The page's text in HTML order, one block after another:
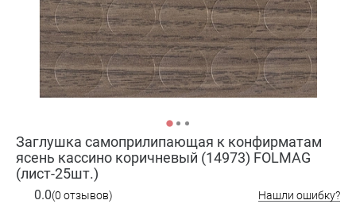
Заглушка самоприлипающая к конфирматам
ясень кассино коричневый (14973) FOLMAG
(лист-25шт.)
0.0(0 отзывов) Нашли ошибку?